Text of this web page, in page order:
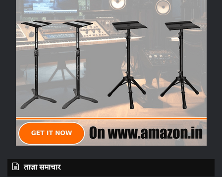
ताज़ा समाचार